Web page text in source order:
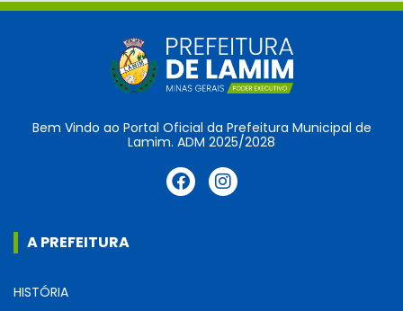
Bem Vindo ao Portal Oficial da Prefeitura Municipal de
Lamim. ADM 2025/2028
A PREFEITURA
HISTÓRIA